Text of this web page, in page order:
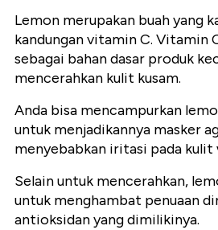
Lemon merupakan buah yang
kandungan vitamin C. Vitamin
sebagai bahan dasar produk
mencerahkan kulit kusam.
Anda bisa mencampurkan
untuk menjadikannya masker
menyebabkan iritasi pada kulit
Selain untuk mencerahkan,
untuk menghambat penuaan
antioksidan yang dimilikinya.